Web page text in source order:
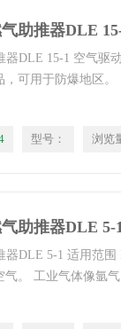
助推器DLE
器DLE 15-1 空气驱
可用于防爆地区。
型号： 浏览
助推器DLE 5-
器DLE 5-1 适用范
气。 工业气体像氩